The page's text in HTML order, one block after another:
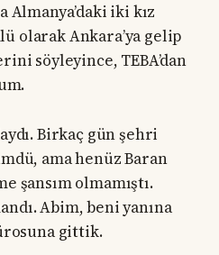
Almanya’daki iki kız
olarak Ankara’ya gelip
söyleyince, TEBA’dan
Birkaç gün şehri
ama henüz Baran
şansım olmamıştı.
Abim, beni yanına
gittik.